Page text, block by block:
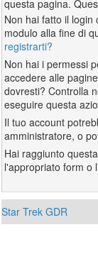
questa pagina.
Non hai fatto il
modulo alla fine di
registrarti?
Non hai i permessi
accedere alle
dovresti? Controlla
eseguire questa
Il tuo account
amministratore, o
Hai raggiunto
l'appropriato form o
Star Trek GDR